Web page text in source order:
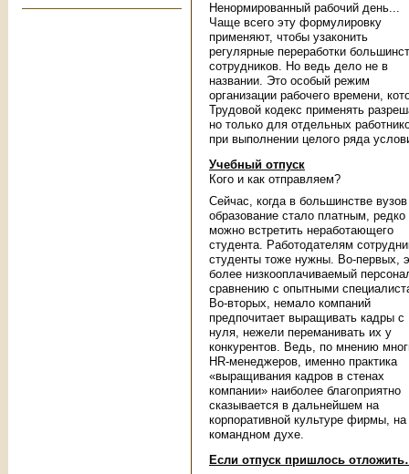
Ненормированный рабочий день...
Чаще всего эту формулировку
применяют, чтобы узаконить
регулярные переработки
сотрудников. Но ведь дело не в
названии. Это особый режим
организации рабочего времени,
Трудовой кодекс применять
но только для отдельных
при выполнении целого ряда
Учебный отпуск
Кого и как отправляем?
Сейчас, когда в большинстве вузов
образование стало платным, редко
можно встретить неработающего
студента. Работодателям
студенты тоже нужны. Во-первых,
более низкооплачиваемый
сравнению с опытными
Во-вторых, немало компаний
предпочитает выращивать кадры с
нуля, нежели переманивать их у
конкурентов. Ведь, по мнению
HR-менеджеров, именно практика
«выращивания кадров в стенах
компании» наиболее благоприятно
сказывается в дальнейшем на
корпоративной культуре фирмы, на
командном духе.
Если отпуск пришлось